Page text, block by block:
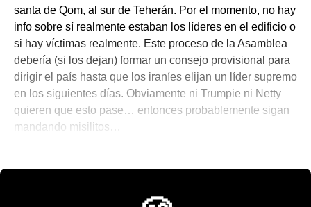
santa de Qom, al sur de Teherán. Por el momento, no hay
info sobre sí realmente estaban los líderes en el edificio o
si hay víctimas realmente. Este proceso de la Asamblea
debería (si los dejan) formar un consejo provisional para
dirigir el país hasta que los iraníes elijan un líder supremo
en los siguientes días. Obviamente ni Trumpie ni Netty
quieren que esto pase… entonces probablemente sigan
mandando misilitos…